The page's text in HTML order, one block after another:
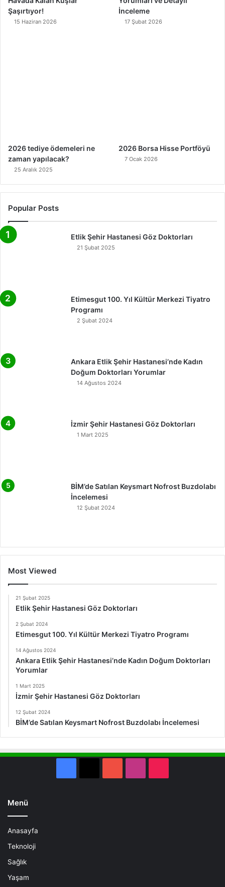
Şaşırtıyor!
15 Haziran 2026
İnceleme
17 Şubat 2026
2026 tediye ödemeleri ne
zaman yapılacak?
25 Aralık 2025
2026 Borsa Hisse Portföyü
7 Ocak 2026
Popular Posts
Etlik Şehir Hastanesi Göz Doktorları
21 Şubat 2025
Etimesgut 100. Yıl Kültür Merkezi Tiyatro
Programı
2 Şubat 2024
Ankara Etlik Şehir Hastanesi’nde Kadın
Doğum Doktorları Yorumlar
14 Ağustos 2024
İzmir Şehir Hastanesi Göz Doktorları
1 Mart 2025
BİM’de Satılan Keysmart Nofrost Buzdolabı
İncelemesi
12 Şubat 2024
Most Viewed
21 Şubat 2025
Etlik Şehir Hastanesi Göz Doktorları
2 Şubat 2024
Etimesgut 100. Yıl Kültür Merkezi Tiyatro Programı
14 Ağustos 2024
Ankara Etlik Şehir Hastanesi’nde Kadın Doğum Doktorları
Yorumlar
1 Mart 2025
İzmir Şehir Hastanesi Göz Doktorları
12 Şubat 2024
BİM’de Satılan Keysmart Nofrost Buzdolabı İncelemesi
Menü
Anasayfa
Teknoloji
Sağlık
Yaşam